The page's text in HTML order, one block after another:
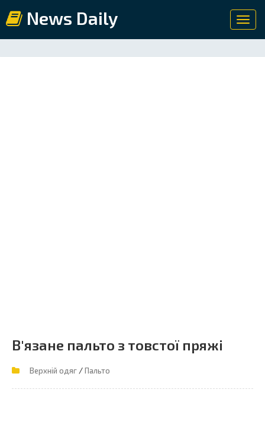
News Daily
В'язане пальто з товстої пряжі
Верхній одяг /Пальто